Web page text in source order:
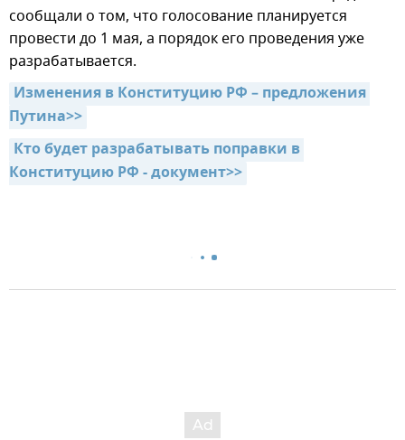
сообщали о том, что голосование планируется
провести до 1 мая, а порядок его проведения уже
разрабатывается.
Изменения в Конституцию РФ – предложения
Путина>>
Кто будет разрабатывать поправки в
Конституцию РФ - документ>>